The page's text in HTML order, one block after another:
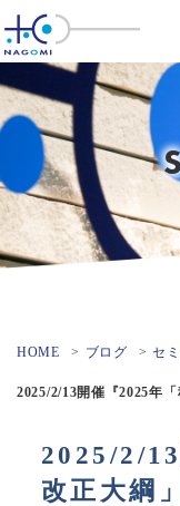
HOME ブログ セ
2025/2/13開催『2025年
2025/2/
改正大綱